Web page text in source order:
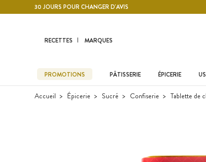
Contenu principal30 JOURS POUR CHANGER D'AVIS
RECETTES MARQUES
PROMOTIONS PÂTISSERIE ÉPICERIE
Accueil Épicerie Sucré Confiserie Tablette de